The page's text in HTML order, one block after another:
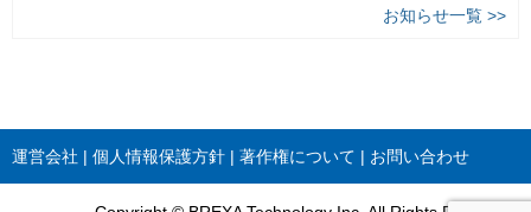
お知らせ一覧 >>
運営会社 個人情報保護方針 著作権について お問い合わせ